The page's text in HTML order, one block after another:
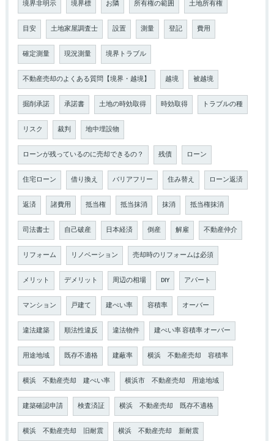
境界非明示 境界標 お隣 所有権の範囲 土地所有権
目安 土地家屋調査士 設置 測量 登記 費用
確定測量 現況測量 境界トラブル
不動産売却のよくある質問【境界・越境】 越境 被越境
掘削承諾 承諾書 土地の時効取得 時効取得 トラブルの種
リスク 裁判 地中埋設物
ローンが残っているのに売却できるの？ 残債 ローン
住宅ローン 借り換え バリアフリー 住み替え ローン返済
返済 諸費用 抵当権 抵当抹消 抹消 抵当権抹消
司法書士 自己破産 日本経済 倒産 解雇 不動産仲介
リフォーム リノベーション 売却時のリフォームは必須
メリット デメリット 周辺の相場 DIY アパート
マンション 戸建て 建ぺい率 容積率 オーバー
違法建築 順法性違反 違法物件 建ぺい率 容積率 オーバー
用途地域 既存不適格 建蔽率 横浜 不動産売却 容積率
横浜 不動産売却 建ぺい率 横浜市 不動産売却 用途地域
建築確認申請 検査済証 横浜 不動産売却 既存不適格
横浜 不動産売却 旧耐震 横浜 不動産売却 新耐震